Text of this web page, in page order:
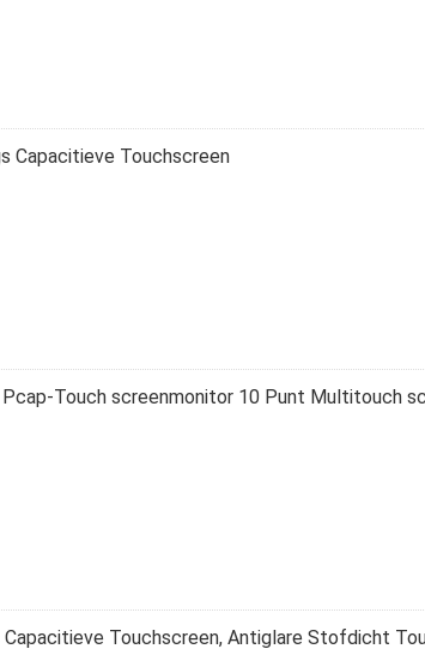
Capacitieve Touchscreen
Touch screenmonitor 10 Punt Multitouch
Capacitieve Touchscreen, Antiglare Stofdicht